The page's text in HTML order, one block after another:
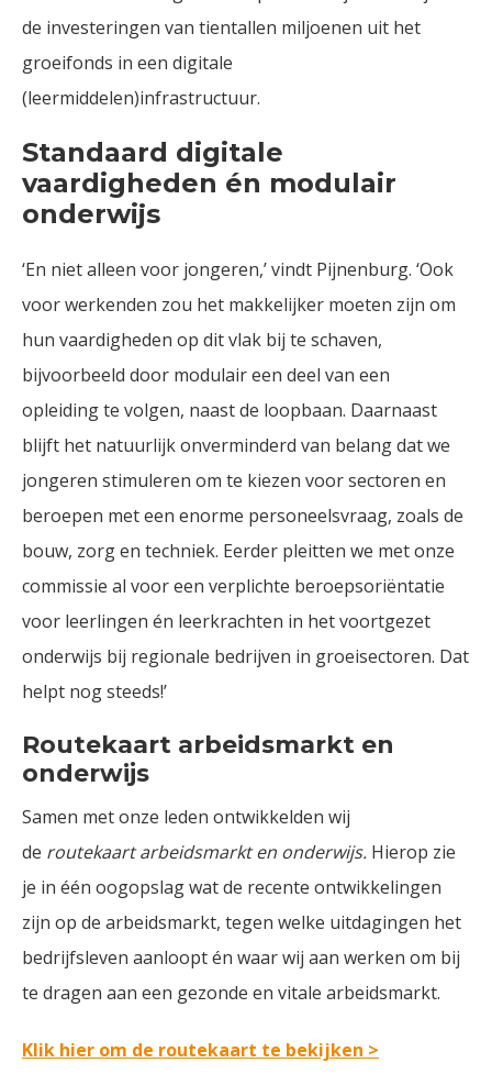
de investeringen van tientallen miljoenen uit het
groeifonds in een digitale
(leermiddelen)infrastructuur.
Standaard digitale
vaardigheden én modulair
onderwijs
‘En niet alleen voor jongeren,’ vindt Pijnenburg. ‘Ook
voor werkenden zou het makkelijker moeten zijn om
hun vaardigheden op dit vlak bij te schaven,
bijvoorbeeld door modulair een deel van een
opleiding te volgen, naast de loopbaan. Daarnaast
blijft het natuurlijk onverminderd van belang dat we
jongeren stimuleren om te kiezen voor sectoren en
beroepen met een enorme personeelsvraag, zoals de
bouw, zorg en techniek. Eerder pleitten we met onze
commissie al voor een verplichte beroepsoriëntatie
voor leerlingen én leerkrachten in het voortgezet
onderwijs bij regionale bedrijven in groeisectoren. Dat
helpt nog steeds!’
Routekaart arbeidsmarkt en
onderwijs
Samen met onze leden ontwikkelden wij
de routekaart arbeidsmarkt en onderwijs. Hierop zie
je in één oogopslag wat de recente ontwikkelingen
zijn op de arbeidsmarkt, tegen welke uitdagingen het
bedrijfsleven aanloopt én waar wij aan werken om bij
te dragen aan een gezonde en vitale arbeidsmarkt.
Klik hier om de routekaart te bekijken >